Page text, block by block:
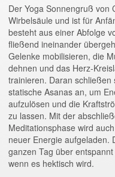
Der Yoga Sonnengruß von
Wirbelsäule und ist für
besteht aus einer Abfolge
fließend ineinander
Gelenke mobilisieren, die
dehnen und das Herz-
trainieren. Daran schließen
statische Asanas an, um
aufzulösen und die
zu lassen. Mit der
Meditationsphase wird
neuer Energie aufgeladen.
ganzen Tag über
wenn es hektisch wird.